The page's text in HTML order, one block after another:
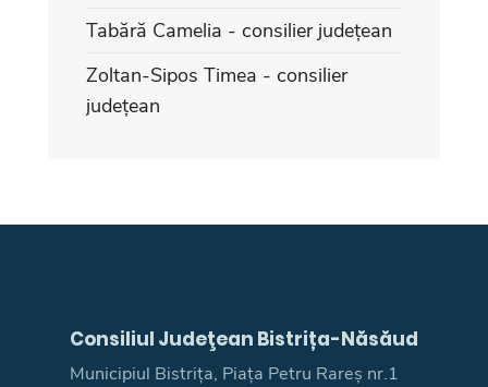
Tabără Camelia - consilier județean
Zoltan-Sipos Timea - consilier
județean
Consiliul Judeţean Bistrița-Năsăud
Municipiul Bistrița, Piața Petru Rareș nr.1